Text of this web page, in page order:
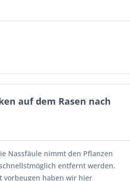
auf dem Rasen nach
Nassfäule nimmt den Pflanzen
entfernt werden.
vorbeugen haben wir hier